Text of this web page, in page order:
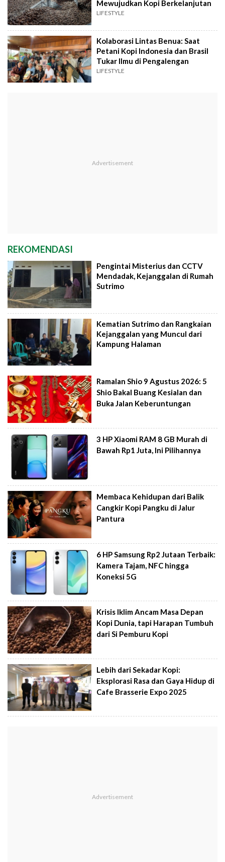
Mewujudkan Kopi Berkelanjutan
LIFESTYLE
Kolaborasi Lintas Benua: Saat
Petani Kopi Indonesia dan Brasil
Tukar Ilmu di Pengalengan
LIFESTYLE
REKOMENDASI
Pengintai Misterius dan CCTV
Mendadak, Kejanggalan di Rumah
Sutrimo
Kematian Sutrimo dan Rangkaian
Kejanggalan yang Muncul dari
Kampung Halaman
Ramalan Shio 9 Agustus 2026: 5
Shio Bakal Buang Kesialan dan
Buka Jalan Keberuntungan
3 HP Xiaomi RAM 8 GB Murah di
Bawah Rp1 Juta, Ini Pilihannya
Membaca Kehidupan dari Balik
Cangkir Kopi Pangku di Jalur
Pantura
6 HP Samsung Rp2 Jutaan Terbaik:
Kamera Tajam, NFC hingga
Koneksi 5G
Krisis Iklim Ancam Masa Depan
Kopi Dunia, tapi Harapan Tumbuh
dari Si Pemburu Kopi
Lebih dari Sekadar Kopi:
Eksplorasi Rasa dan Gaya Hidup di
Cafe Brasserie Expo 2025